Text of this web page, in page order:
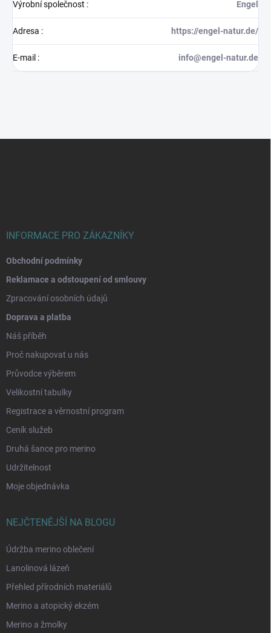
Výrobní společnost : Engel
Adresa : https://engel-natur.de/
E-mail : info@engel-natur.de
INFORMACE PRO ZÁKAZNÍKY
Obchodní podmínky
Reklamace a odstoupení od smlouvy
Zpracování osobních údajů
Doprava a platba
Náš příběh
Proč nakupovat u nás
Průvodce výběrem
Velikostní tabulky
Registrace a věrnostní program
Ceník služeb
Druhá šance pro merino
Udržitelnost
Moje objednávka
NEJČTENĚJŠÍ NA BLOGU
Údržba merino oblečení
Lanolinová lázeň
Přehled přírodních materiálů
Merino a atopický ekzém
Merino a žmolky